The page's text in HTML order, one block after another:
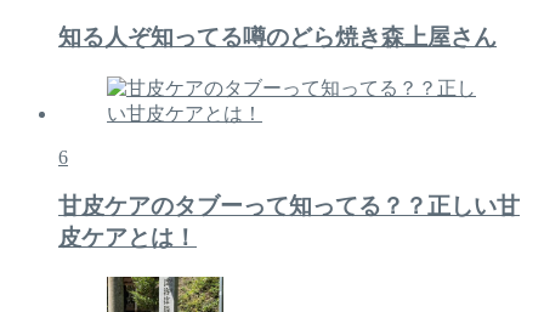
知る人ぞ知ってる噂のどら焼き森上屋さん
6
甘皮ケアのタブーって知ってる？？正しい甘
皮ケアとは！